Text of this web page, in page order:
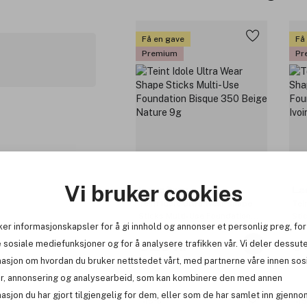
Vi bruker cookies
informasjonskapsler for å gi innhold og annonser et personlig preg, for
sosiale mediefunksjoner og for å analysere trafikken vår. Vi deler
om hvordan du bruker nettstedet vårt, med partnerne våre innen
annonsering og analysearbeid, som kan kombinere den med annen
du har gjort tilgjengelig for dem, eller som de har samlet inn
Få en gave
Premium
Lancôme
Teint Idole Ultra Wear Shape
Bisque 350 Beige Nature 9g
529 kr
Få
-15% -